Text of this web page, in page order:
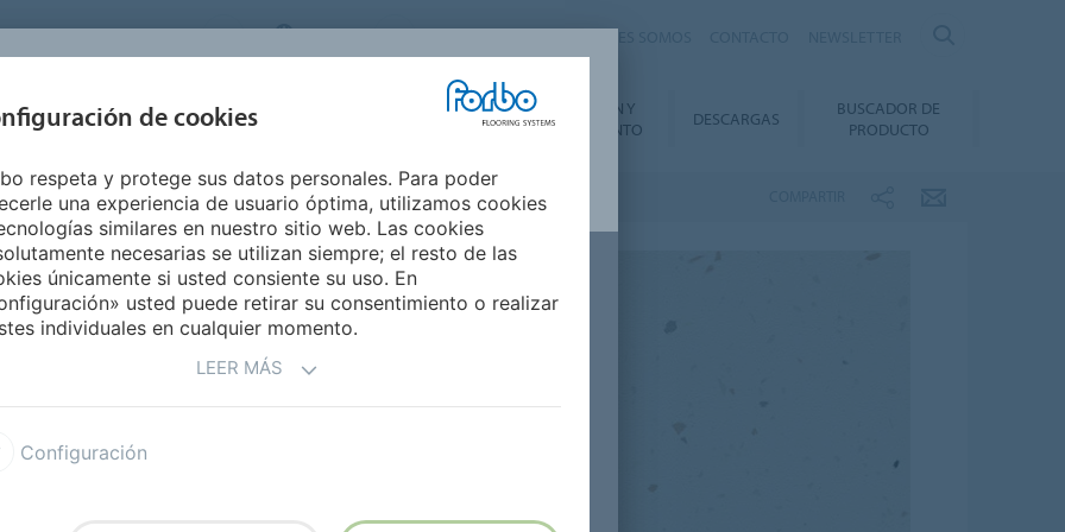
FLOORING SYSTEMS SPAIN
SEGMENTOS
INSPIRACIÓN Y
REFERENCIAS
SOSTENIBILIDAD
INSTALACIÓN Y
MANTENIMIENTO
DESCARGAS
BUSCADOR DE
PRODUCTO
de Seguridad Surestep Star
contemporáneos del
toques de blanco,
tienen un aspecto
antideslizantes Step
de cookies
respeta y protege sus datos personales. Para poder
una experiencia de usuario óptima, utilizamos cookies
similares en nuestro sitio web. Las cookies
necesarias se utilizan siempre; el resto de las
únicamente si usted consiente su uso. En
usted puede retirar su consentimiento o realizar
individuales en cualquier momento.
LEER MÁS
Configuración